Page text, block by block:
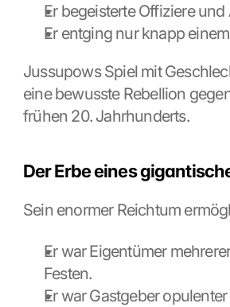
Er begeisterte Offiziere
Er entging nur knapp
Jussupows Spiel mit
eine bewusste Rebellion
frühen 20. Jahrhunderts.
Der Erbe eines
Sein enormer Reichtum
Er war Eigentümer
Festen.
Er war Gastgeber
p
o
e
c
i
s
r
n
,
y